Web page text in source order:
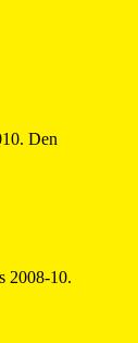
Den
2008-10.